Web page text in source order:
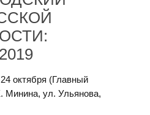
октября (Главный
Минина, ул. Ульянова,